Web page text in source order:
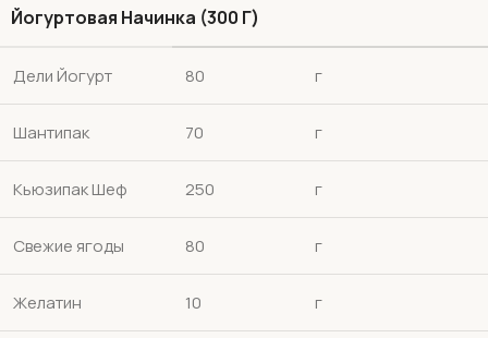
Йогуртовая Начинка (300 Г)
Дели Йогурт 80 г
Шантипак 70 г
Кьюзипак Шеф 250 г
Свежие ягоды 80 г
Желатин 10 г